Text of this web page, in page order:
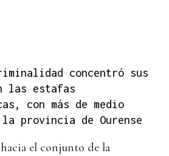
concentró sus
las estafas
con más de medio
provincia de Ourense
el conjunto de la